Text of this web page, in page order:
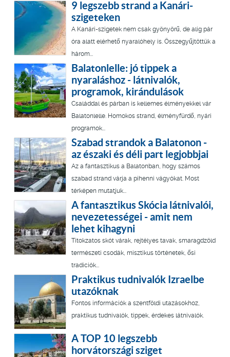
9 legszebb strand a Kanári-
szigeteken
A Kanári-szigetek nem csak gyönyörű, de alig pár
óra alatt elérhető nyaralóhely is. Összegyűjtöttük a
három...
Balatonlelle: jó tippek a
nyaraláshoz - látnivalók,
programok, kirándulások
Családdal és párban is kellemes élményekkel vár
Balatonlelle. Homokos strand, élményfürdő, nyári
programok...
Szabad strandok a Balatonon -
az északi és déli part legjobbjai
Az a fantasztikus a Balatonban, hogy számos
szabad strand várja a pihenni vágyókat. Most
térképen mutatjuk...
A fantasztikus Skócia látnivalói,
nevezetességei - amit nem
lehet kihagyni
Titokzatos skót várak, rejtélyes tavak, smaragdzöld
természeti csodák, misztikus történetek, ősi
tradíciók...
Praktikus tudnivalók Izraelbe
utazóknak
Fontos információk a szentföldi utazásokhoz,
praktikus tudnivalók, tippek, érdekes látnivalók.
A TOP 10 legszebb
horvátországi sziget